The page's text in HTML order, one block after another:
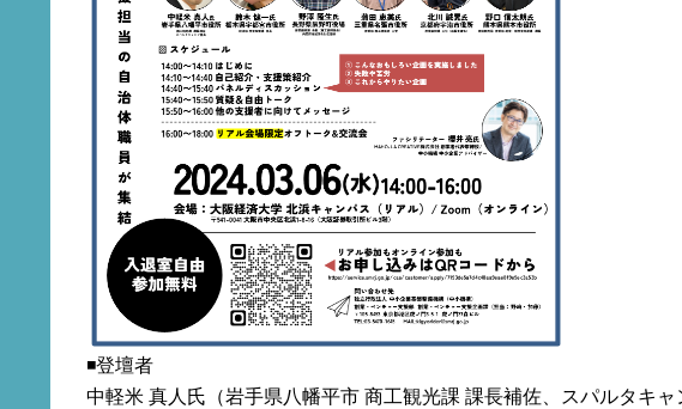
◾️登壇者
中軽米 真人氏（岩手県八幡平市 商工観光課 課長補佐、スパルタキャ